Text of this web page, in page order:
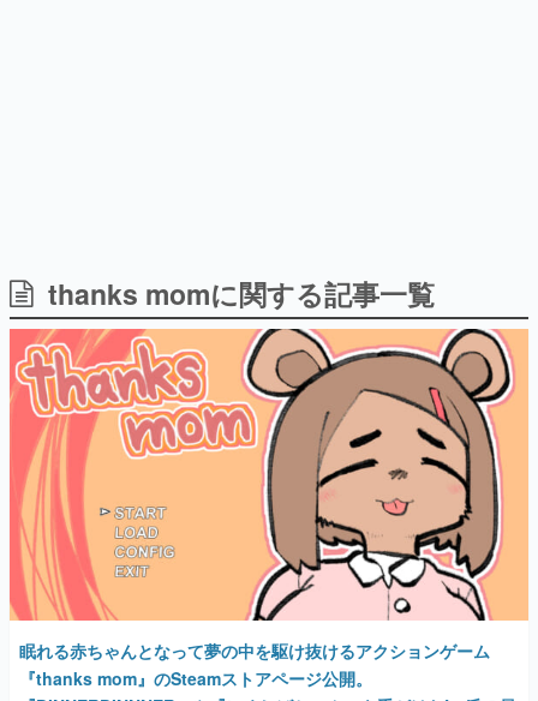
日本のモバイルゲーム史における主要なトピック・タイト
ルを網羅するほか、開発者へのインタビューや識者による
解説を掲載。約20年の歴史が一望できる決定版！
若ゲのいたり〜ゲームクリエイターの青春〜
『うつヌケ』『ペンと箸』等で知られるマンガ家・田中圭
一先生によるゲーム業界レポートマンガです。
なんでゲームは面白い？
ゲーム開発者・hamatsu氏がゲームの魅力を画面や操作の
具体的な形から解き明かしていく、硬派で骨太な評論連載
です。
ゲームが変えた日本語
「経験値」「裏技」「ラスボス」… ゲームにまつわる言葉
の起源や用法の変遷を、コンピューター文化史研究家・タ
イニーP氏が徹底調査。
カテゴリ
眠れる赤ちゃんとなって夢の中を駆け抜けるアクションゲーム
『thanks mom』のSteamストアページ公開。
『DINNERDINNNER』や『にくしばちゃん』を手がけたLu氏の最
新作。登場人物はどこかケモノ的でかわいい